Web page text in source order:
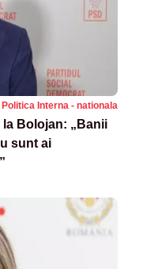
Politica Interna - nationala
Bolojan: „Banii
sunt ai